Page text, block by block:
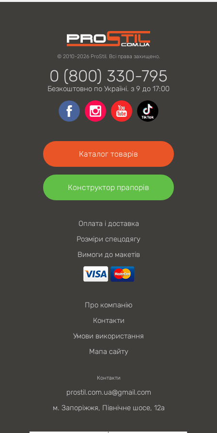
© 2010-2026 ProStil. Всі права захищено.
0 (800) 330-795
Безкоштовно по Україні. з 9 до 17:00
Каталог товарів
Конструктор прапорів
Оплата і доставка
Розміри спецодягу
Вимоги до макетів
Про компанію
Контакти
Умови використання
Мапа сайту
Контакти
prostil.com.ua@gmail.com
м. Запоріжжя, Північне шосе, 12а